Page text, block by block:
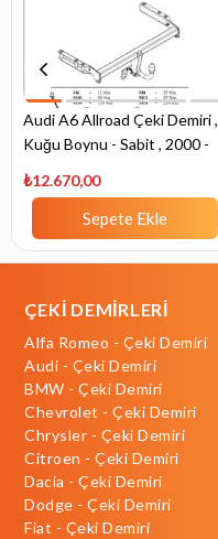
Audi A6 Allroad Çeki Demiri ,
Kuğu Boynu - Sabit , 2000 -
₺12.670,00
Sepete Ekle
ÇEKİ DEMİRLERİ
Alfa Romeo - Çeki Demiri
Audi - Çeki Demiri
BMW - Çeki Demiri
Chevrolet - Çeki Demiri
Chrysler - Çeki Demiri
Citroen - Çeki Demiri
Dacia - Çeki Demiri
Dodge - Çeki Demiri
Fiat - Çeki Demiri